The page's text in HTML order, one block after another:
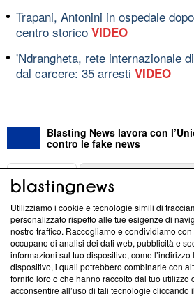
Trapani, Antonini in ospedale
centro storico VIDEO
'Ndrangheta, rete internazionale
dal carcere: 35 arresti VIDEO
Blasting News lavora con
contro le fake news
ABOUT
Questa sezione offre informazioni
News, sui nostri processi editoriali e
creare news di qualità. Inoltre, afferma
‘Trust Project - News with Integrity’
ancora membro del programma, ma
parte; Trust Project non ha ancora
Utilizziamo i cookie e tecnologie simili di
personalizzato rispetto alle tue esigenze di
nostro traffico. Raccogliamo e condividiamo con
occupano di analisi dei dati web, pubblicità e
informazioni sul tuo dispositivo, come
dispositivo, i quali potrebbero combinarle con
fornito loro o che hanno raccolto dal tuo utilizzo
acconsentire all’uso di tali tecnologie cliccando